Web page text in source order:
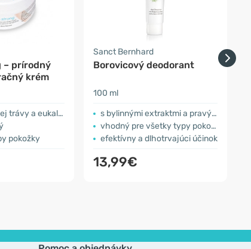
– prírodný
krém
a eukalyptu
pokožky
Sanct Bernhard
Borovicový deodorant
100 ml
s bylinnými extraktmi a pravým borovicovým olejom
vhodný pre všetky typy pokožky
efektívny a dlhotrvajúci účinok
13,99€